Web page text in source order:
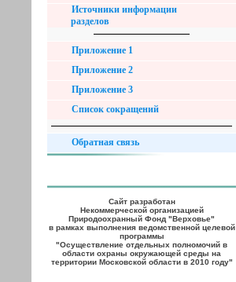
Источники информации
разделов
Приложение 1
Приложение 2
Приложение 3
Список сокращений
Обратная связь
Сайт разработан
Некоммерческой организацией
Природоохранный Фонд "Верховье"
в рамках выполнения ведомственной целевой
программы
"Осуществление отдельных полномочий в
области охраны окружающей среды на
территории Московской области в 2010 году"